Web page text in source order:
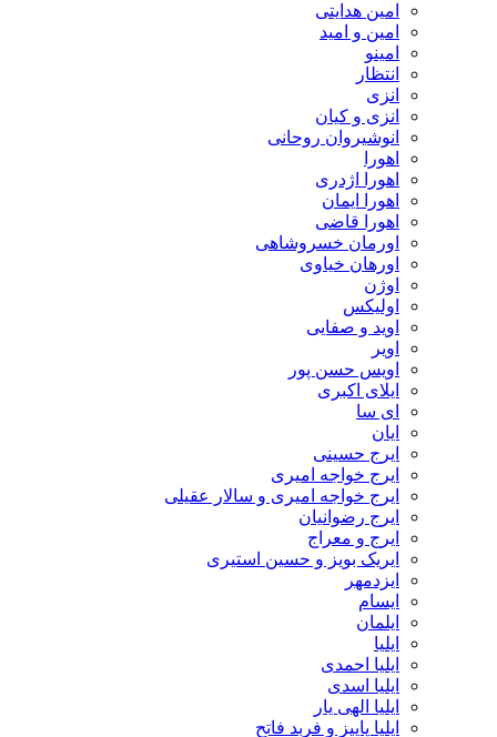
امین هدایتی
امین و امید
امینو
انتظار
انزی
انزی و کیان
انوشیروان روحانی
اهورا
اهورا اژدری
اهورا ایمان
اهورا قاضی
اورمان خسروشاهی
اورهان خیاوی
اوژن
اولیکس
اوید و صفایی
اویر
اویس حسن پور
ايلاى اكبرى
ای سا
ایان
ایرج حسینی
ایرج خواجه امیری
ایرج خواجه امیری و سالار عقیلی
ایرج رضوانیان
ایرج و معراج
ایریک بویز و حسین استیری
ایزدمهر
ایسام
ایلمان
ایلیا
ایلیا احمدی
ایلیا اسدی
ایلیا الهی یار
ایلیا پاییز و فربد فاتح